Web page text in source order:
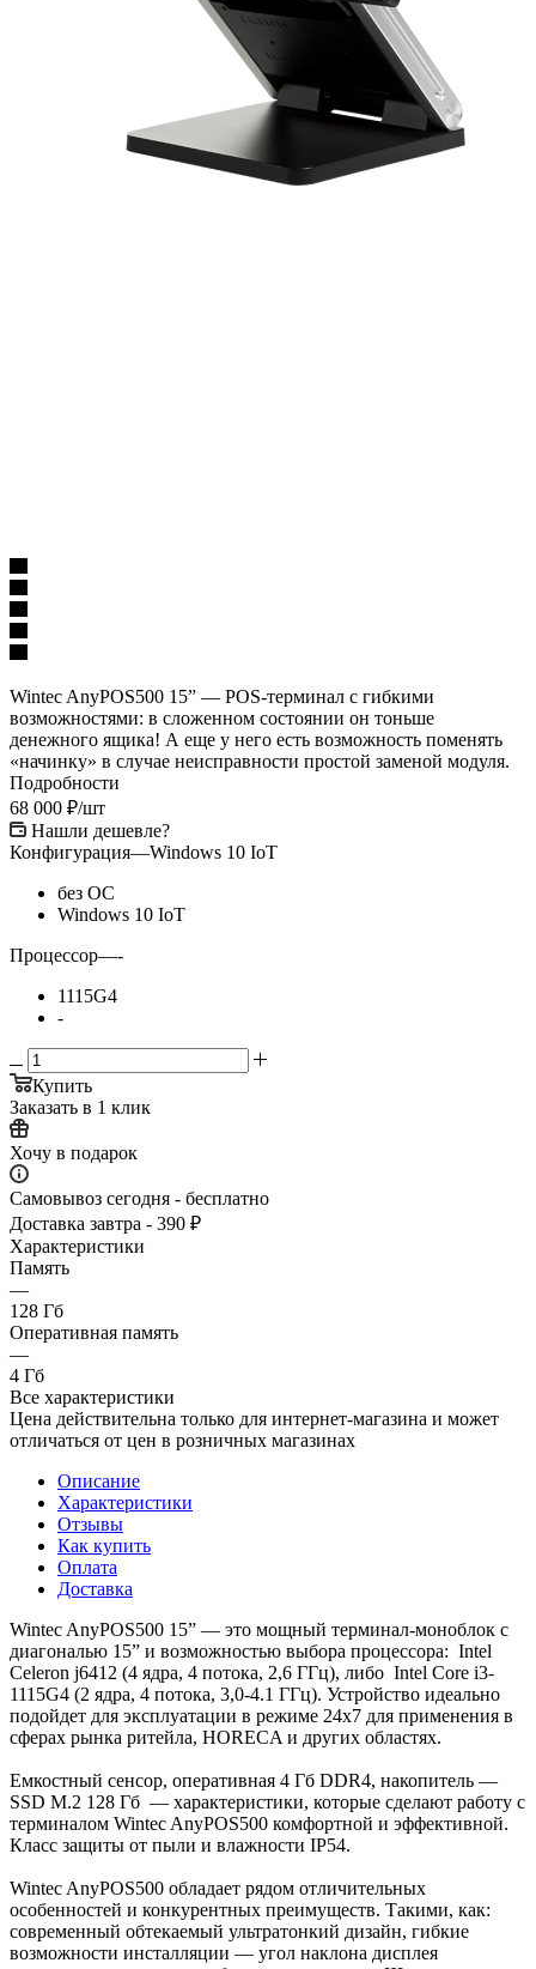
Wintec AnyPOS500 15” — POS-терминал с гибкими
возможностями: в сложенном состоянии он тоньше
денежного ящика! А еще у него есть возможность поменять
«начинку» в случае неисправности простой заменой модуля.
Подробности
68 000 ₽/шт
Нашли дешевле?
Конфигурация—Windows 10 IoT
без ОС
Windows 10 IoT
Процессор—-
1115G4
-
Купить
Заказать в 1 клик
Хочу в подарок
Самовывоз сегодня - бесплатно
Доставка завтра - 390 ₽
Характеристики
Память
—
128 Гб
Оперативная память
—
4 Гб
Все характеристики
Цена действительна только для интернет-магазина и может
отличаться от цен в розничных магазинах
Описание
Характеристики
Отзывы
Как купить
Оплата
Доставка
Wintec AnyPOS500 15” — это мощный терминал-моноблок с
диагональю 15” и возможностью выбора процессора: Intel
Celeron j6412 (4 ядра, 4 потока, 2,6 ГГц), либо Intel Core i3-
1115G4 (2 ядра, 4 потока, 3,0-4.1 ГГц). Устройство идеально
подойдет для эксплуатации в режиме 24х7 для применения в
сферах рынка ритейла, HORECA и других областях.
Емкостный сенсор, оперативная 4 Гб DDR4, накопитель —
SSD M.2 128 Гб — характеристики, которые сделают работу с
терминалом Wintec AnyPOS500 комфортной и эффективной.
Класс защиты от пыли и влажности IP54.
Wintec AnyPOS500 обладает рядом отличительных
особенностей и конкурентных преимуществ. Такими, как:
современный обтекаемый ультратонкий дизайн, гибкие
возможности инсталляции — угол наклона дисплея